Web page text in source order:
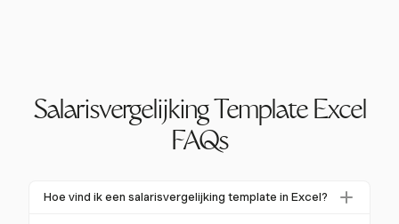
Salarisvergelijking Template Excel
FAQs
Hoe vind ik een salarisvergelijking template in Excel?